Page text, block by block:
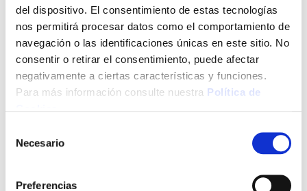
del dispositivo. El consentimiento de estas tecnologías
nos permitirá procesar datos como el comportamiento de
navegación o las identificaciones únicas en este sitio. No
consentir o retirar el consentimiento, puede afectar
negativamente a ciertas características y funciones.
Para más información consulte nuestra Política de
Necesario
Preferencias
Click&Collect - Recogida gratis
en nuestras tiendas
Envío a domicilio:
5 días hábiles
+ INFO